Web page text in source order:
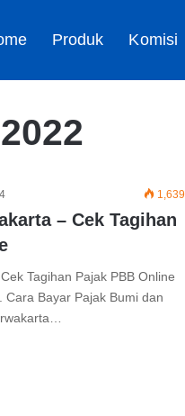
Produk Komisi
1,639
– Cek Tagihan
Tagihan Pajak PBB Online
Cara Bayar Pajak Bumi dan